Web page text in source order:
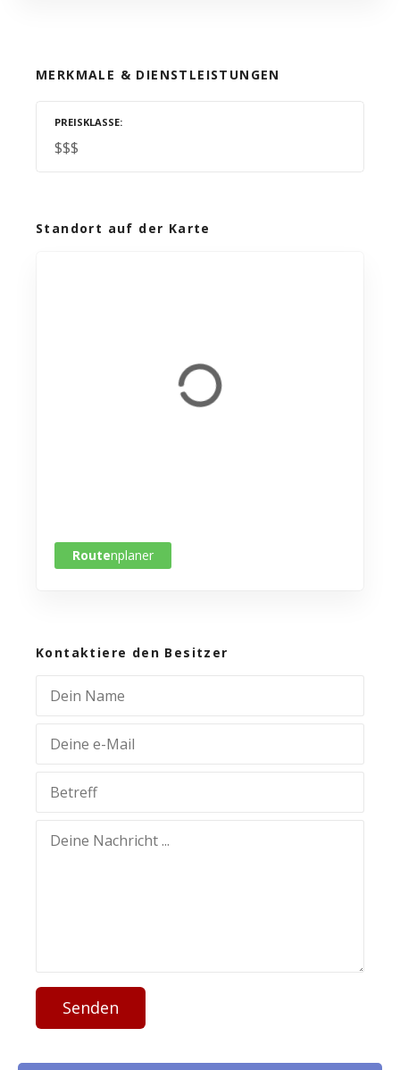
MERKMALE & DIENSTLEISTUNGEN
PREISKLASSE
$$$
Standort auf der Karte
Routenplaner
Kontaktiere den Besitzer
Senden